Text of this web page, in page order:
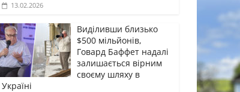
13.02.2026
Виділивши близько
$500 мільйонів,
Говард Баффет надалі
залишається вірним
своєму шляху в
Україні